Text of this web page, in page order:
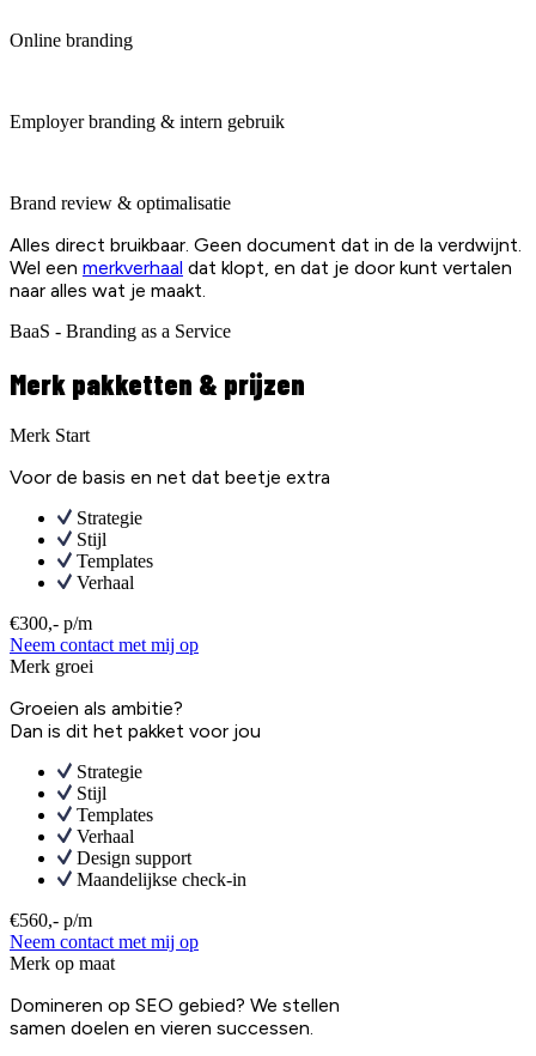
Online branding
Employer branding & intern gebruik
Brand review & optimalisatie
Alles direct bruikbaar. Geen document dat in de la verdwijnt.
Wel een merkverhaal dat klopt, en dat je door kunt vertalen
naar alles wat je maakt.
BaaS - Branding as a Service
Merk pakketten & prijzen
Merk Start
Voor de basis en net dat beetje extra
Strategie
Stijl
Templates
Verhaal
€300,- p/m
Neem contact met mij op
Merk groei
Groeien als ambitie?
Dan is dit het pakket voor jou
Strategie
Stijl
Templates
Verhaal
Design support
Maandelijkse check-in
€560,- p/m
Neem contact met mij op
Merk op maat
Domineren op SEO gebied? We stellen
samen doelen en vieren successen.